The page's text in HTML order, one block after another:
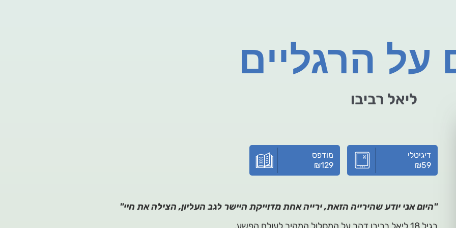
על הרגליים
ליאל רביבו
דיגיטלי
₪59
מודפס
₪129
"היום אני יודע שהירייה הזאת, ירייה אחת מדוייקת היישר לגב העליון, הצילה את חיי"